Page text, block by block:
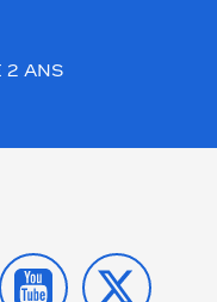
2 ANS
YOUTUBE
X